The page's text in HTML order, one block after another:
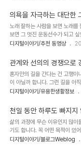
보다 기존에 보통 생각하던 ..
만 해석될 수 있는 건) 아니라고
단 기준이 명확하다면 그것에 흔
는 그렇지 않은 경우에 해당합니
치는 문제도 아닐 겁니다. 어쭙
도 아닐뿐더러 그렇게 될 리도 만
니다. 그저 개인적으로 정말 대단
의욕을 자극하는 대단한
노래 잘하는 사람을 보면 노래를
보면 그 멋진 운동선수가 되고
눈에도 밝은 빛이었습니다. 그것
은 있고 그렇게 생각은 하면서도
하는 건 어쩌면 당연한 일일지도
아니죠. 일반적으로 동기부여란
게 새로운 나를 발견하게 되었다
그래서 그러한 계기가 주어지는
하는 것들은 의도된 것이라기보
디지털이야기/추천 동영상
관계와 선의의 경쟁으로
혼자만의 길을 간다는 건 고행이
이 아닐까 합니다. 그런 길을 아
상상할 수도 없는 일이지만 말이
각합니다. 지금 작성하고 있는 천
그런 차원이라고 할 수 있고, 역
금 이야기하고자 하는 (오늘 기
학습도 그렇습니다. 모두 하루도
~ 이렇게 말하는 것 자체가 아직
디지털이야기/유용한생활정보
천일 동안 하루도 빠지
뭐~!
삶의 과정에 무슨 이유인지 많이
기도 합니다. 꼭 어떤 목적이 있
한다는 것이 말이죠. 저만 그런
디지털이야기/블로그Weblog